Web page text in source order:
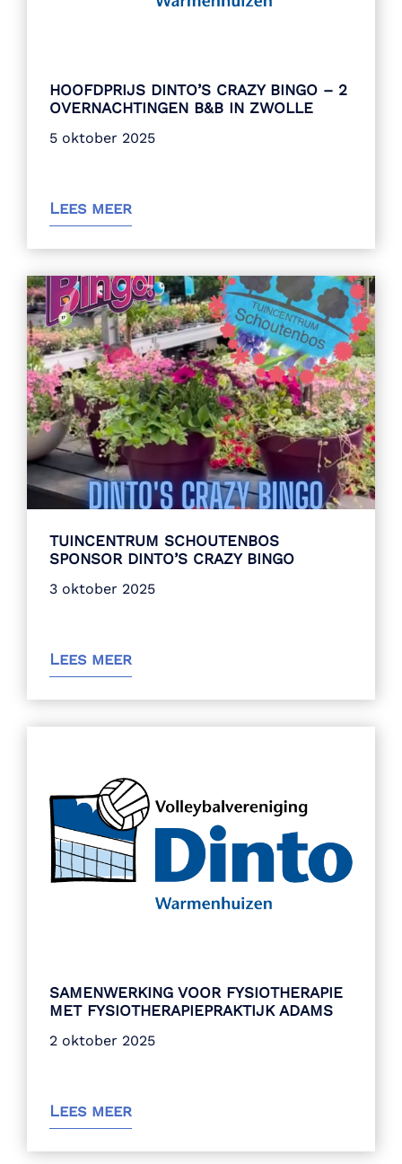
HOOFDPRIJS DINTO’S CRAZY BINGO – 2
OVERNACHTINGEN B&B IN ZWOLLE
5 oktober 2025
Lees meer
TUINCENTRUM SCHOUTENBOS
SPONSOR DINTO’S CRAZY BINGO
3 oktober 2025
Lees meer
SAMENWERKING VOOR FYSIOTHERAPIE
MET FYSIOTHERAPIEPRAKTIJK ADAMS
2 oktober 2025
Lees meer